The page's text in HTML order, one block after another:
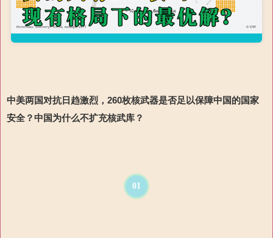
中美两国对抗日趋激烈 ，260枚核武器是否足以保障中国的国家
安全？中国为什么不扩充核武库？
01